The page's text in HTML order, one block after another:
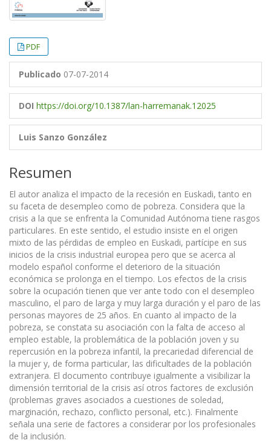
PDF
Publicado 07-07-2014
DOI https://doi.org/10.1387/lan-harremanak.12025
Luis Sanzo González
Resumen
El autor analiza el impacto de la recesión en Euskadi, tanto en
su faceta de desempleo como de pobreza. Considera que la
crisis a la que se enfrenta la Comunidad Autónoma tiene rasgos
particulares. En este sentido, el estudio insiste en el origen
mixto de las pérdidas de empleo en Euskadi, partícipe en sus
inicios de la crisis industrial europea pero que se acerca al
modelo español conforme el deterioro de la situación
económica se prolonga en el tiempo. Los efectos de la crisis
sobre la ocupación tienen que ver ante todo con el desempleo
masculino, el paro de larga y muy larga duración y el paro de las
personas mayores de 25 años. En cuanto al impacto de la
pobreza, se constata su asociación con la falta de acceso al
empleo estable, la problemática de la población joven y su
repercusión en la pobreza infantil, la precariedad diferencial de
la mujer y, de forma particular, las dificultades de la población
extranjera. El documento contribuye igualmente a visibilizar la
dimensión territorial de la crisis así otros factores de exclusión
(problemas graves asociados a cuestiones de soledad,
marginación, rechazo, conflicto personal, etc.). Finalmente
señala una serie de factores a considerar por los profesionales
de la inclusión.